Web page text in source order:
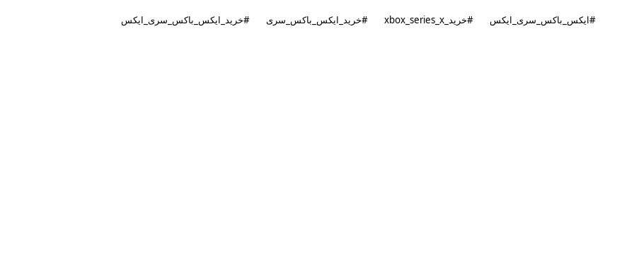
دو
#ایکس_باکس_سری_ایکس #خرید_xbox_series_x #خرید_ایکس_باکس_سری #خرید_ایکس_باکس_سری_ایکس